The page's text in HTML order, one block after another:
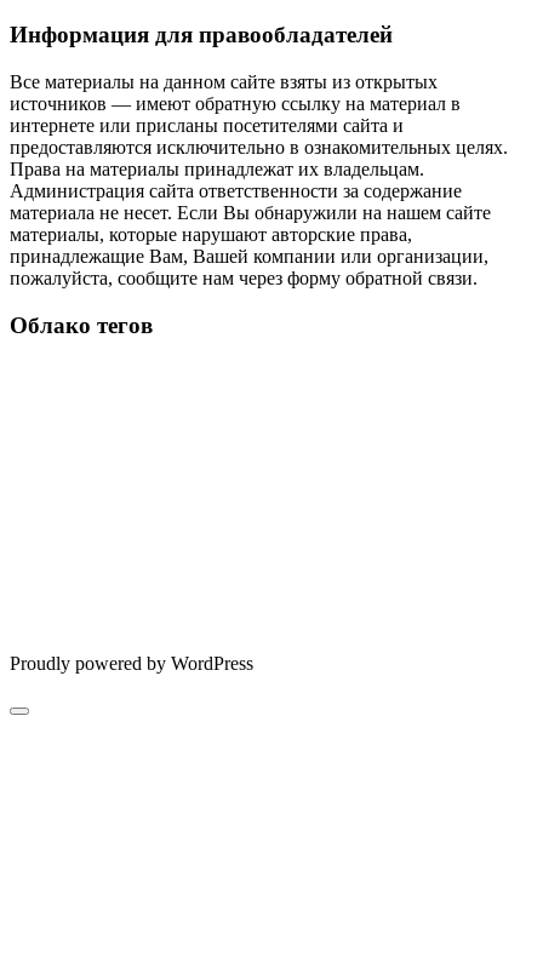
Информация для правообладателей
Все материалы на данном сайте взяты из открытых
источников — имеют обратную ссылку на материал в
интернете или присланы посетителями сайта и
предоставляются исключительно в ознакомительных целях.
Права на материалы принадлежат их владельцам.
Администрация сайта ответственности за содержание
материала не несет. Если Вы обнаружили на нашем сайте
материалы, которые нарушают авторские права,
принадлежащие Вам, Вашей компании или организации,
пожалуйста, сообщите нам через форму обратной связи.
Облако тегов
Proudly powered by WordPress